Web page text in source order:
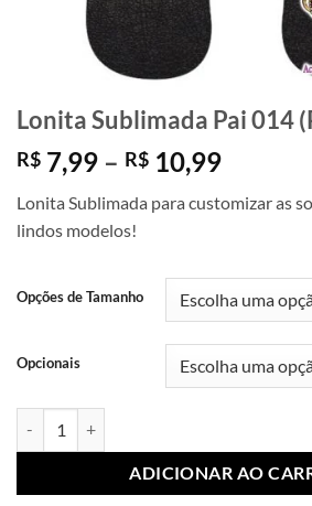
Lonita Sublimada Pai 014
R$ 7,99 – R$ 10,99Faixa
preço:
R$
Lonita Sublimada para customizar as
lindos modelos!
Opções de Tamanho
Opcionais
ADICIONAR AO